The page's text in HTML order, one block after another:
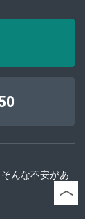
んな不安があ